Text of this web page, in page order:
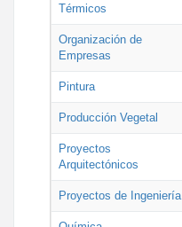
Térmicos
Organización de
Empresas
Pintura
Producción Vegetal
Proyectos
Arquitectónicos
Proyectos de Ingeniería